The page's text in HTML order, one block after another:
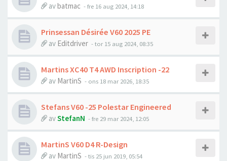
avbatmac - fre 16 aug 2024, 14:18
Prinsessan Désirée V60 2025 PE
av Editdriver - tor 15 aug 2024, 08:35
Martins XC40 T4 AWD Inscription -22
av MartinS - ons 18 mar 2026, 18:35
Stefans V60 -25 Polestar Engineered
avStefanN - fre 29 mar 2024, 12:05
MartinS V60 D4 R-Design
av MartinS - tis 25 jun 2019, 05:54